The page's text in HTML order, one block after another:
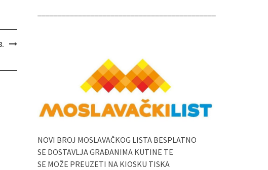
NOVI BROJ MOSLAVAČKOG LISTA BESPLATNO
SE DOSTAVLJA GRAĐANIMA KUTINE TE
SE MOŽE PREUZETI NA KIOSKU TISKA